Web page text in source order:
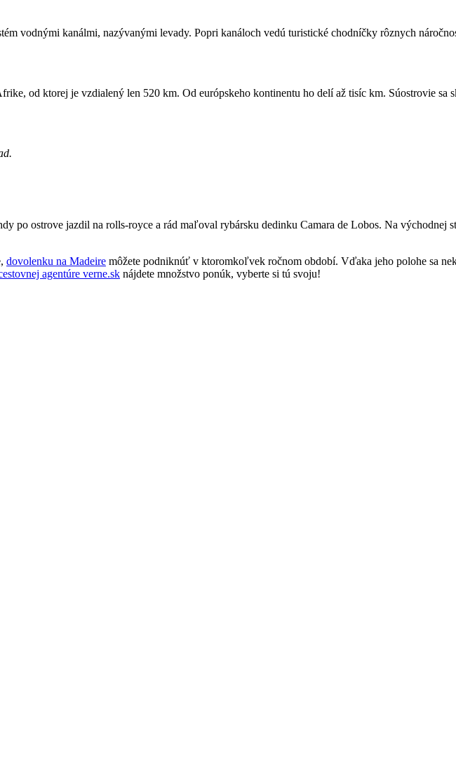
vodnými kanálmi, nazývanými levady. Popri kanáloch vedú turistické chodníčky rôznych
od ktorej je vzdialený len 520 km. Od európskeho kontinentu ho delí až tisíc km. Súostrovie sa
po ostrove jazdil na rolls-royce a rád maľoval rybársku dedinku Camara de Lobos. Na východnej
dovolenku na Madeire môžete podniknúť v ktoromkoľvek ročnom období. Vďaka jeho polohe sa
agentúre verne.sk nájdete množstvo ponúk, vyberte si tú svoju!